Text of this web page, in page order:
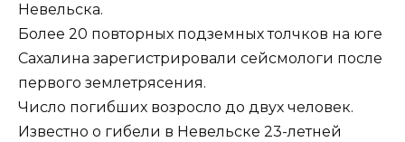
Невельска.
Более 20 повторных подземных толчков на юге
Сахалина зарегистрировали сейсмологи после
первого землетрясения.
Число погибших возросло до двух человек.
Известно о гибели в Невельске 23-летней